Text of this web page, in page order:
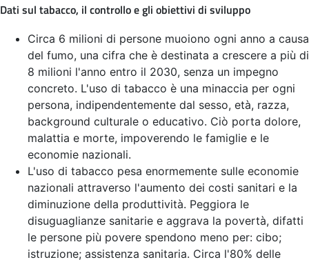
Dati sul tabacco, il controllo e gli obiettivi di sviluppo
Circa 6 milioni di persone muoiono ogni anno a causa
del fumo, una cifra che è destinata a crescere a più di
8 milioni l'anno entro il 2030, senza un impegno
concreto. L'uso di tabacco è una minaccia per ogni
persona, indipendentemente dal sesso, età, razza,
background culturale o educativo. Ciò porta dolore,
malattia e morte, impoverendo le famiglie e le
economie nazionali.
L'uso di tabacco pesa enormemente sulle economie
nazionali attraverso l'aumento dei costi sanitari e la
diminuzione della produttività. Peggiora le
disuguaglianze sanitarie e aggrava la povertà, difatti
le persone più povere spendono meno per: cibo;
istruzione; assistenza sanitaria. Circa l'80% delle